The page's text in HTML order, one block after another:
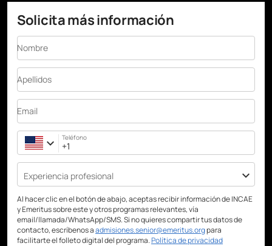
Solicita más información
Nombre
Apellidos
Email
Teléfono
Experiencia profesional
Al hacer clic en el botón de abajo, aceptas recibir información de INCAE
y Emeritus sobre este y otros programas relevantes, vía
email/llamada/WhatsApp/SMS. Si no quieres compartir tus datos de
contacto, escríbenos aadmisiones.senior@emeritus.orgpara
facilitarte el folleto digital del programa.Política de privacidad